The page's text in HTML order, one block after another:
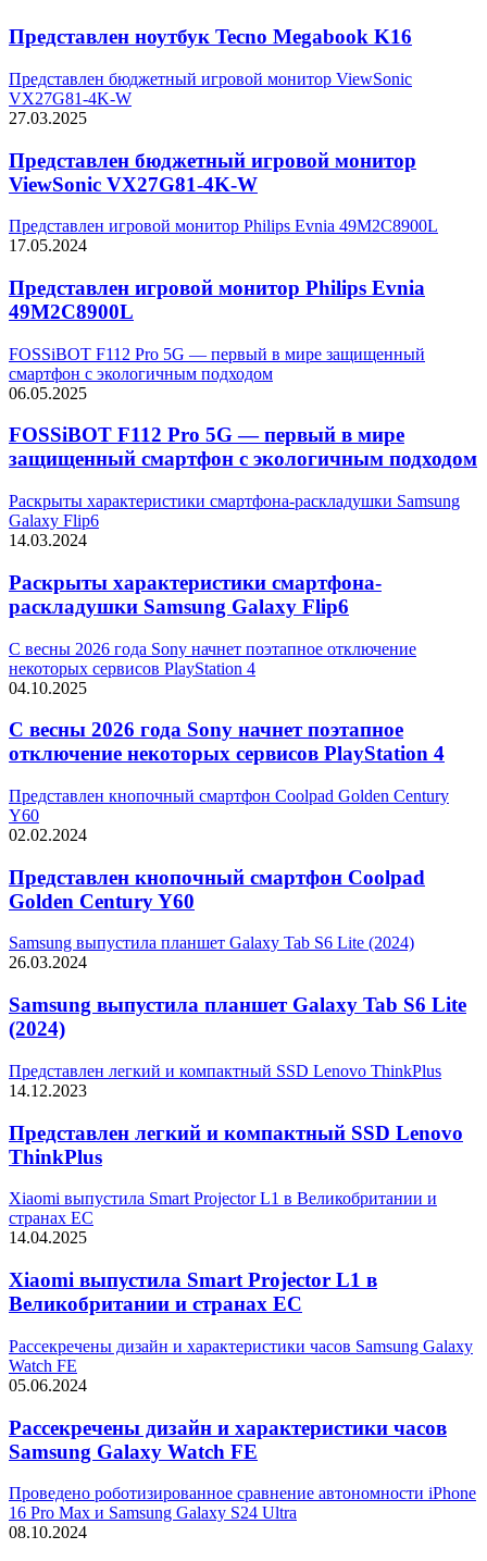
Представлен ноутбук Tecno Megabook K16
Представлен бюджетный игровой монитор ViewSonic
VX27G81-4K-W
27.03.2025
Представлен бюджетный игровой монитор
ViewSonic VX27G81-4K-W
Представлен игровой монитор Philips Evnia 49M2C8900L
17.05.2024
Представлен игровой монитор Philips Evnia
49M2C8900L
FOSSiBOT F112 Pro 5G — первый в мире защищенный
смартфон с экологичным подходом
06.05.2025
FOSSiBOT F112 Pro 5G — первый в мире
защищенный смартфон с экологичным подходом
Раскрыты характеристики смартфона-раскладушки Samsung
Galaxy Flip6
14.03.2024
Раскрыты характеристики смартфона-
раскладушки Samsung Galaxy Flip6
С весны 2026 года Sony начнет поэтапное отключение
некоторых сервисов PlayStation 4
04.10.2025
С весны 2026 года Sony начнет поэтапное
отключение некоторых сервисов PlayStation 4
Представлен кнопочный смартфон Coolpad Golden Century
Y60
02.02.2024
Представлен кнопочный смартфон Coolpad
Golden Century Y60
Samsung выпустила планшет Galaxy Tab S6 Lite (2024)
26.03.2024
Samsung выпустила планшет Galaxy Tab S6 Lite
(2024)
Представлен легкий и компактный SSD Lenovo ThinkPlus
14.12.2023
Представлен легкий и компактный SSD Lenovo
ThinkPlus
Xiaomi выпустила Smart Projector L1 в Великобритании и
странах ЕС
14.04.2025
Xiaomi выпустила Smart Projector L1 в
Великобритании и странах ЕС
Рассекречены дизайн и характеристики часов Samsung Galaxy
Watch FE
05.06.2024
Рассекречены дизайн и характеристики часов
Samsung Galaxy Watch FE
Проведено роботизированное сравнение автономности iPhone
16 Pro Max и Samsung Galaxy S24 Ultra
08.10.2024